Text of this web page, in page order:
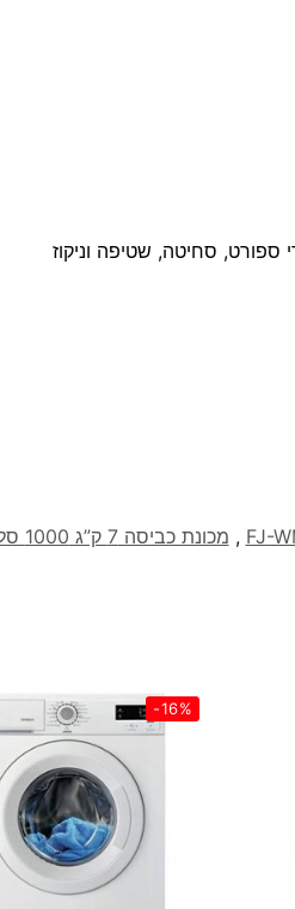
FJ-
, מכונת כביסה 7 ק”ג 1000 סל”ד
-16%